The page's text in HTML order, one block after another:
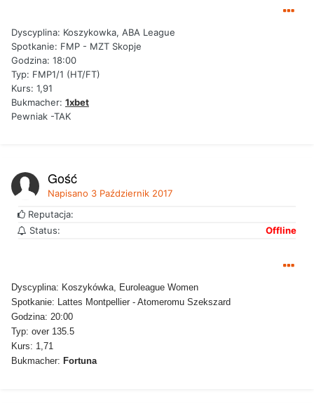
Dyscyplina: Koszykowka, ABA League
Spotkanie: FMP - MZT Skopje
Godzina: 18:00
Typ: FMP1/1 (HT/FT)
Kurs: 1,91
Bukmacher: 1xbet
Pewniak -TAK
Gość
Napisano 3 Październik 2017
Reputacja:
Status:
Offline
Dyscyplina: Koszykówka, Euroleague Women
Spotkanie: Lattes Montpellier - Atomeromu Szekszard
Godzina: 20:00
Typ: over 135.5
Kurs: 1,71
Bukmacher: Fortuna